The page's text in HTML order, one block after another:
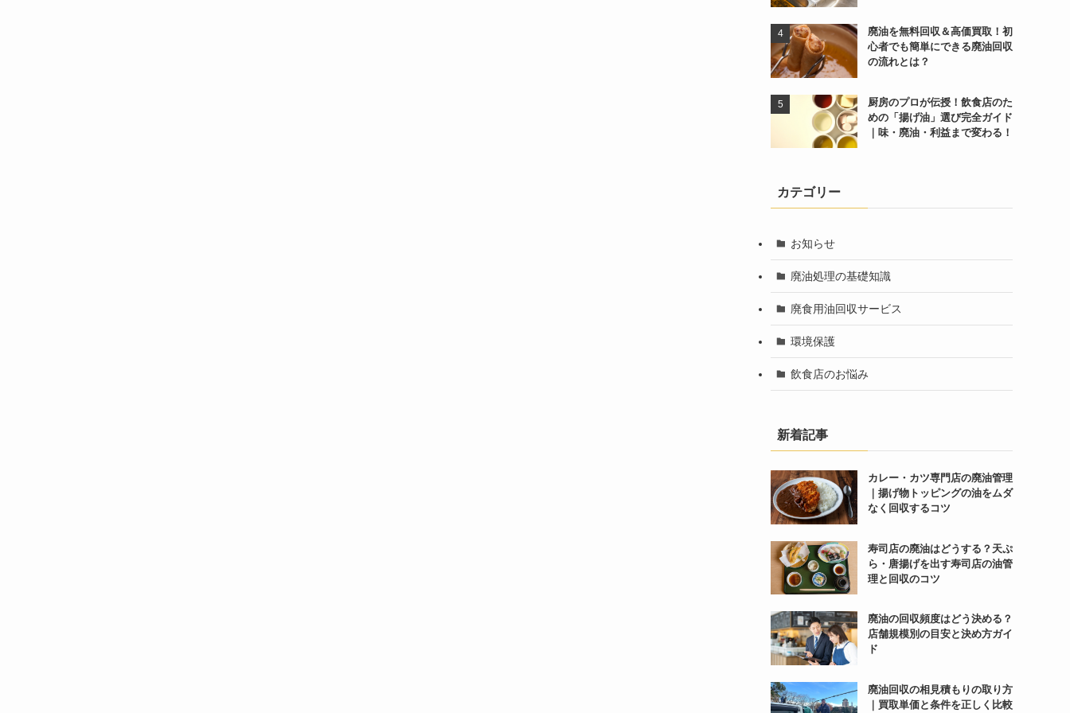
廃油を無料回収＆高価買取！初
心者でも簡単にできる廃油回収
の流れとは？
厨房のプロが伝授！飲食店のた
めの「揚げ油」選び完全ガイド
｜味・廃油・利益まで変わる！
カテゴリー
お知らせ
廃油処理の基礎知識
廃食用油回収サービス
環境保護
飲食店のお悩み
新着記事
カレー・カツ専門店の廃油管理
｜揚げ物トッピングの油をムダ
なく回収するコツ
寿司店の廃油はどうする？天ぷ
ら・唐揚げを出す寿司店の油管
理と回収のコツ
廃油の回収頻度はどう決める？
店舗規模別の目安と決め方ガイ
ド
廃油回収の相見積もりの取り方
｜買取単価と条件を正しく比較